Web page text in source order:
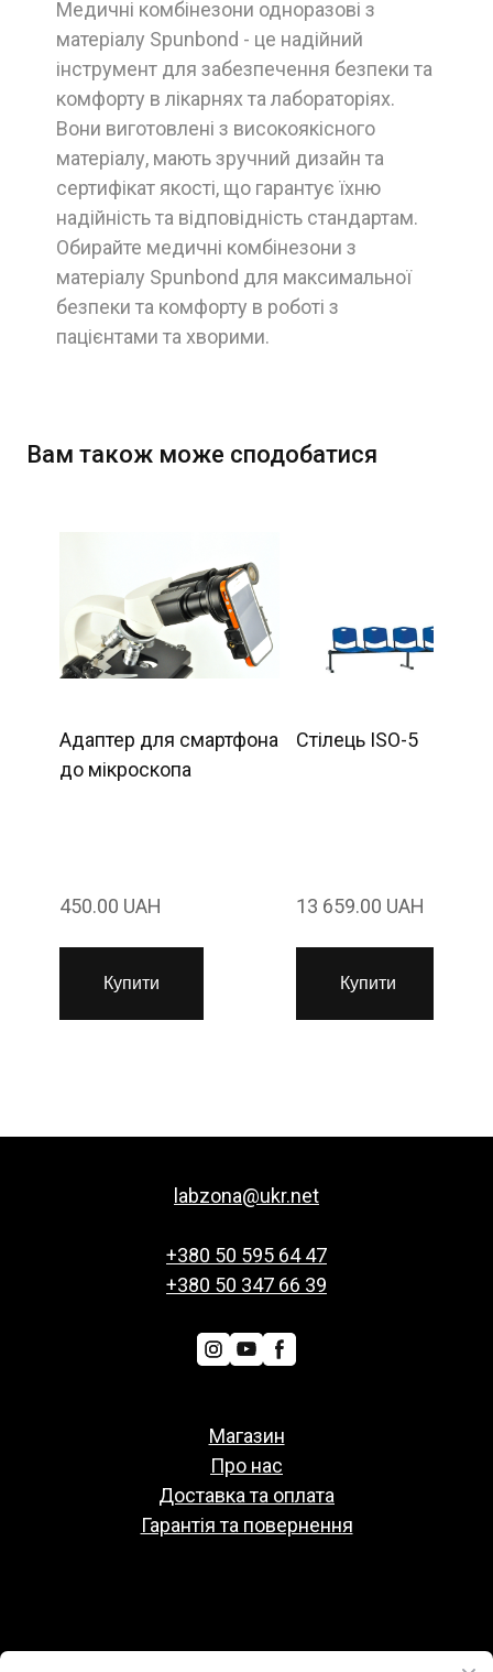
Медичні комбінезони одноразові з
матеріалу Spunbond - це надійний
інструмент для забезпечення безпеки та
комфорту в лікарнях та лабораторіях.
Вони виготовлені з високоякісного
матеріалу, мають зручний дизайн та
сертифікат якості, що гарантує їхню
надійність та відповідність стандартам.
Обирайте медичні комбінезони з
матеріалу Spunbond для максимальної
безпеки та комфорту в роботі з
пацієнтами та хворими.
Вам також може сподобатися
Адаптер для смартфона
до мікроскопа
450.00 UAH
Купити
Стілець ISO-5
13 659.00 UAH
Купити
labzona@ukr.net
+380 50 595 64 47
+380 50 347 66 39
Магазин
Про нас
Доставка та оплата
Гарантія та повернення